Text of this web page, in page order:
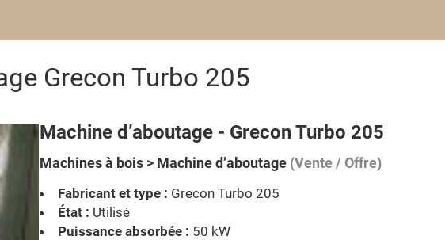
Grecon Turbo 205
Machine d’aboutage - Grecon Turbo 205
Machines à bois > Machine d’aboutage (Vente / Offre)
Fabricant et type : Grecon Turbo 205
État : Utilisé
Puissance absorbée : 50 kW